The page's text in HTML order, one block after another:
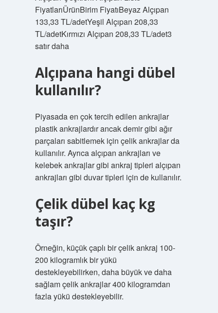
FiyatlarıÜrünBirim FiyatıBeyaz Alçıpan
133,33 TL/adetYeşil Alçıpan 208,33
TL/adetKırmızı Alçıpan 208,33 TL/adet3
satır daha
Alçıpana hangi dübel
kullanılır?
Piyasada en çok tercih edilen ankrajlar
plastik ankrajlardır ancak demir gibi ağır
parçaları sabitlemek için çelik ankrajlar da
kullanılır. Ayrıca alçıpan ankrajları ve
kelebek ankrajlar gibi ankraj tipleri alçıpan
ankrajları gibi duvar tipleri için de kullanılır.
Çelik dübel kaç kg
taşır?
Örneğin, küçük çaplı bir çelik ankraj 100-
200 kilogramlık bir yükü
destekleyebilirken, daha büyük ve daha
sağlam çelik ankrajlar 400 kilogramdan
fazla yükü destekleyebilir.